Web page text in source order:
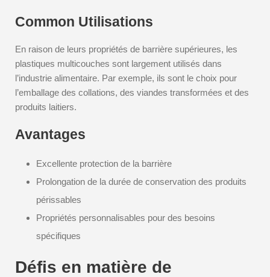
Common Utilisations
En raison de leurs propriétés de barrière supérieures, les
plastiques multicouches sont largement utilisés dans
l’industrie alimentaire. Par exemple, ils sont le choix pour
l’emballage des collations, des viandes transformées et des
produits laitiers.
Avantages
Excellente protection de la barrière
Prolongation de la durée de conservation des produits
périssables
Propriétés personnalisables pour des besoins
spécifiques
Défis en matière de